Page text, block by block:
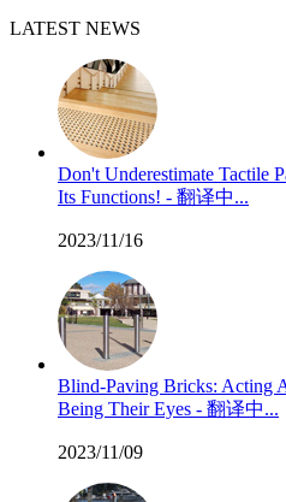
LATEST NEWS
Don't Underestimate Tactile
Its Functions! - 翻译中...
2023/11/16
Blind-Paving Bricks: Acting
Being Their Eyes - 翻译中...
2023/11/09